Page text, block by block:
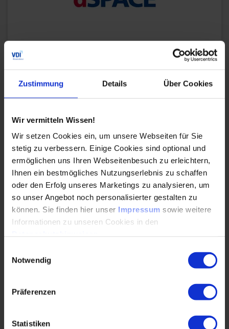
Zustimmung Details Über Cookies
Wir vermitteln Wissen!
Wir setzen Cookies ein, um unsere Webseiten für Sie
stetig zu verbessern. Einige Cookies sind optional und
ermöglichen uns Ihren Webseitenbesuch zu erleichtern,
Ihnen ein bestmögliches Nutzungserlebnis zu schaffen
oder den Erfolg unseres Marketings zu analysieren, um
so unser Angebot noch personalisierter gestalten zu
können. Sie finden hier unser Impressum sowie weitere
Informationen zu unseren Cookies in den
Notwendig
Präferenzen
Statistiken
dSPACE GmbH
dSPACE ist ein weltweit führender Anbieter von
Simulations- und Validierungslösungen für die
angetriebener Fahrzeuge. Unsere End-to-End-
Lösungen werden insbesondere von
Automobilherstellern und ihren Zulieferern
genutzt, um die Software- und Hardware-
Komponenten ihrer neuen Fahrzeuge zu testen,
lange bevor ein neues Modell auf die Straße
kommt. Das Portfolio reicht von End-to-End-
Lösungen für Simulation und Validierung über
Ingenieur- und Beratungsdienstleistungen bis zum
Support. dSPACE GmbH Rathenaustraße 26
33102 Paderborn Tel.: +49 5251 1638-0 E-Mail:
Link zum Sponsor
Sponsoren